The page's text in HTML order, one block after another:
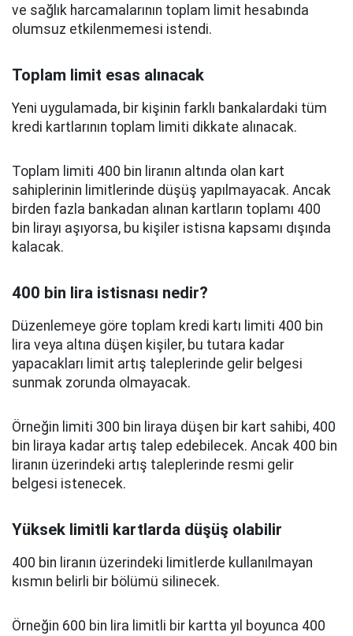
ve sağlık harcamalarının toplam limit hesabında
olumsuz etkilenmemesi istendi.
Toplam limit esas alınacak
Yeni uygulamada, bir kişinin farklı bankalardaki tüm
kredi kartlarının toplam limiti dikkate alınacak.
Toplam limiti 400 bin liranın altında olan kart
sahiplerinin limitlerinde düşüş yapılmayacak. Ancak
birden fazla bankadan alınan kartların toplamı 400
bin lirayı aşıyorsa, bu kişiler istisna kapsamı dışında
kalacak.
400 bin lira istisnası nedir?
Düzenlemeye göre toplam kredi kartı limiti 400 bin
lira veya altına düşen kişiler, bu tutara kadar
yapacakları limit artış taleplerinde gelir belgesi
sunmak zorunda olmayacak.
Örneğin limiti 300 bin liraya düşen bir kart sahibi, 400
bin liraya kadar artış talep edebilecek. Ancak 400 bin
liranın üzerindeki artış taleplerinde resmi gelir
belgesi istenecek.
Yüksek limitli kartlarda düşüş olabilir
400 bin liranın üzerindeki limitlerde kullanılmayan
kısmın belirli bir bölümü silinecek.
Örneğin 600 bin lira limitli bir kartta yıl boyunca 400